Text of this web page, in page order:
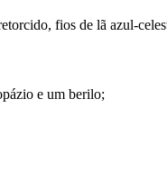
fios de lã azul-
e um berilo;